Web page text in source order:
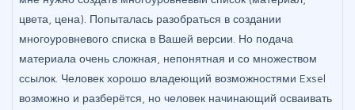
цвета, цена). Попыталась разобраться в создании
многоуровневого списка в Вашей версии. Но подача
материала очень сложная, непонятная и со множеством
ссылок. Человек хорошо владеющий возможностями Exsel
возможно и разберётся, но человек начинающий осваивать